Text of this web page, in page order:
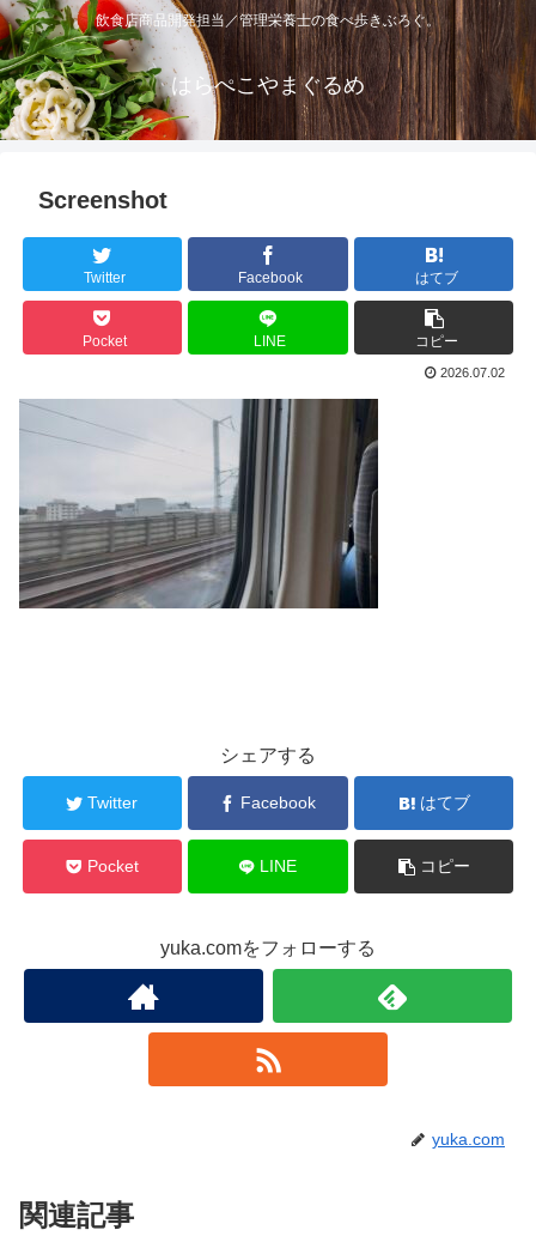
飲食店商品開発担当／管理栄養士の食べ歩きぶろぐ。
はらぺこやまぐるめ
Screenshot
Twitter Facebook はてブ
Pocket LINE コピー
2026.07.02
シェアする
Twitter Facebook はてブ
Pocket LINE コピー
yuka.comをフォローする
yuka.com
関連記事